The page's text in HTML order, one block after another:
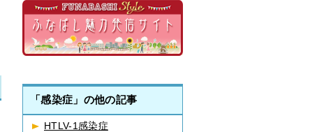
「感染症」の他の記事
HTLV-1感染症